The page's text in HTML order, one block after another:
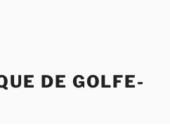
DE GOLFE-